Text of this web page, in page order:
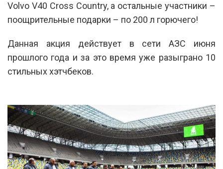
Volvo V40 Cross Country, а остальные участники –
поощрительные подарки – по 200 л горючего!
Данная акция действует в сети АЗС июня
прошлого года и за это время уже разыграно 10
стильных хэтчбеков.